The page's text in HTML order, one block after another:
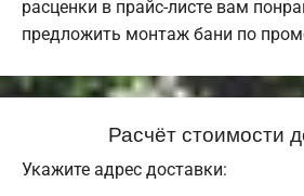
расценки в прайс-листе вам
предложить монтаж бани по
Расчёт стоимости
Укажите адрес доставки: